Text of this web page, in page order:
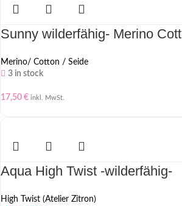
Sunny wilderfähig- Merino
Merino/ Cotton / Seide
3 in stock
17,50 € inkl. MwSt.
Aqua High Twist -wilderfähig-
High Twist (Atelier Zitron)